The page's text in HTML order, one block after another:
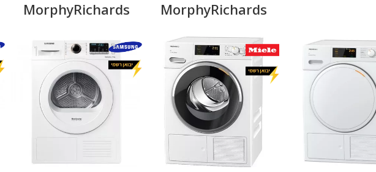
MorphyRichards
MorphyRichards